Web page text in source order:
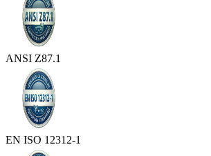
ANSI Z87.1
EN ISO 12312-1